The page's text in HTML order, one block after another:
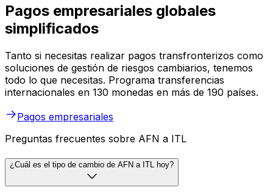
Pagos empresariales globales
simplificados
Tanto si necesitas realizar pagos transfronterizos como
soluciones de gestión de riesgos cambiarios, tenemos
todo lo que necesitas. Programa transferencias
internacionales en 130 monedas en más de 190 países.
Pagos empresariales
Preguntas frecuentes sobre AFN a ITL
¿Cuál es el tipo de cambio de AFN a ITL hoy?